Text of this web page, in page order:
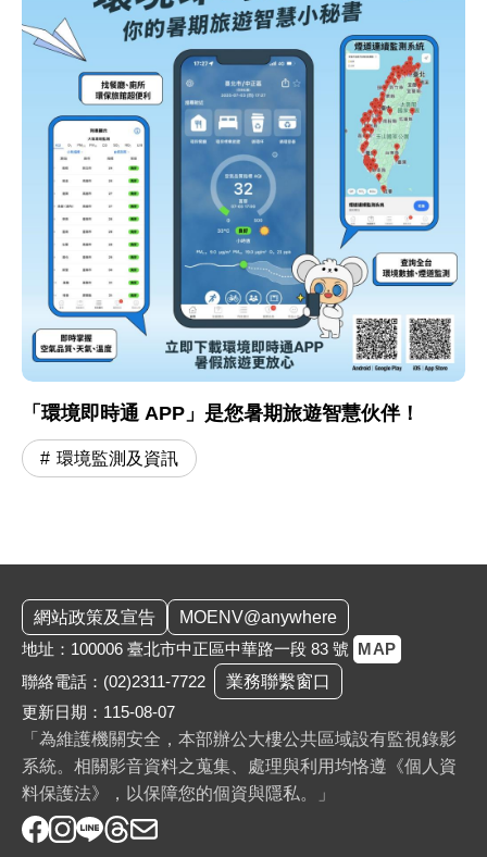
「環境即時通 APP」是您暑期旅遊智慧伙伴！
環境監測及資訊
網站政策及宣告
MOENV@anywhere
地址：100006 臺北市中正區中華路一段 83 號
MAP
聯絡電話： (02)2311-7722
業務聯繫窗口
更新日期：115-08-07
「為維護機關安全，本部辦公大樓公共區域設有監視錄影
系統。相關影音資料之蒐集、處理與利用均恪遵《個人資
料保護法》，以保障您的個資與隱私。」